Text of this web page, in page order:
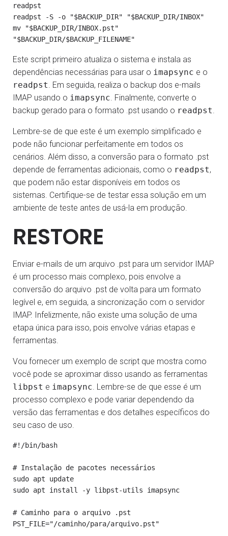
readpst
readpst -S -o "$BACKUP_DIR" "$BACKUP_DIR/INBOX"
mv "$BACKUP_DIR/INBOX.pst"
Este script primeiro atualiza o sistema e instala as
dependências necessárias para usar o imapsync e o
readpst. Em seguida, realiza o backup dos e-mails
IMAP usando o imapsync. Finalmente, converte o
backup gerado para o formato .pst usando o readpst.
Lembre-se de que este é um exemplo simplificado e
pode não funcionar perfeitamente em todos os
cenários. Além disso, a conversão para o formato .pst
depende de ferramentas adicionais, como o readpst,
que podem não estar disponíveis em todos os
sistemas. Certifique-se de testar essa solução em um
ambiente de teste antes de usá-la em produção.
RESTORE
Enviar e-mails de um arquivo .pst para um servidor IMAP
é um processo mais complexo, pois envolve a
conversão do arquivo .pst de volta para um formato
legível e, em seguida, a sincronização com o servidor
IMAP. Infelizmente, não existe uma solução de uma
etapa única para isso, pois envolve várias etapas e
ferramentas.
Vou fornecer um exemplo de script que mostra como
você pode se aproximar disso usando as ferramentas
libpst e imapsync. Lembre-se de que esse é um
processo complexo e pode variar dependendo da
versão das ferramentas e dos detalhes específicos do
seu caso de uso.
#!/bin/bash
# Instalação de pacotes necessários
sudo apt update
sudo apt install -y libpst-utils imapsync
# Caminho para o arquivo .pst
PST_FILE="/caminho/para/arquivo.pst"